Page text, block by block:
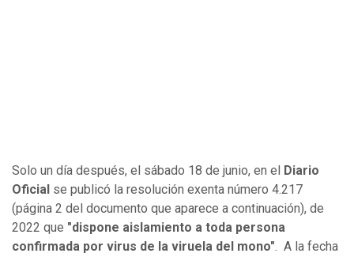
Solo un día después, el sábado 18 de junio, en el
Diario
Oficial se publicó la resolución exenta número 4.217
(página 2 del documento que aparece a continuación), de
2022 que "dispone aislamiento a toda persona
confirmada por virus de la viruela del mono". A la fecha